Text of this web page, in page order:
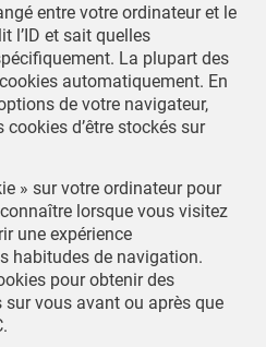
entre votre ordinateur et le
l’ID et sait quelles
La plupart des
automatiquement. En
de votre navigateur,
d’être stockés sur
» sur votre ordinateur pour
lorsque vous visitez
une expérience
habitudes de navigation.
pour obtenir des
vous avant ou après que